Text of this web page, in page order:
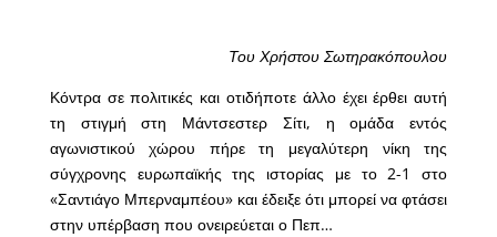
Του Χρήστου Σωτηρακόπουλου
Κόντρα σε πολιτικές και οτιδήποτε άλλο έχει έρθει αυτή
τη στιγμή στη Μάντσεστερ Σίτι, η ομάδα εντός
αγωνιστικού χώρου πήρε τη μεγαλύτερη νίκη της
σύγχρονης ευρωπαϊκής της ιστορίας με το 2-1 στο
«Σαντιάγο Μπερναμπέου» και έδειξε ότι μπορεί να φτάσει
στην υπέρβαση που ονειρεύεται ο Πεπ…